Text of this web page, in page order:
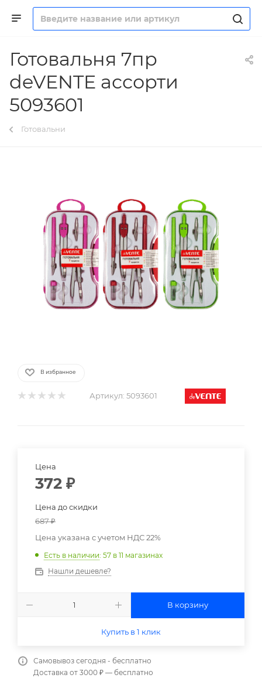
Готовальня 7пр
deVENTE ассорти
5093601
Готовальни
В избранное
Артикул: 5093601
Цена
372 ₽
Цена до скидки
687₽
Цена указана с учетом НДС 22%
Есть в наличии: 57 в 11 магазинах
Нашли дешевле?
В корзину
Купить в 1 клик
Самовывоз сегодня - бесплатно
Доставка от 3000 ₽ — бесплатно